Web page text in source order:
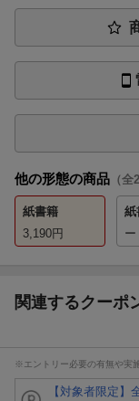
他の形態の商品 （全2
紙書籍
3,190円
紙
ー
関連するクーポ
※エントリー必要の有無や実
【対象者限定